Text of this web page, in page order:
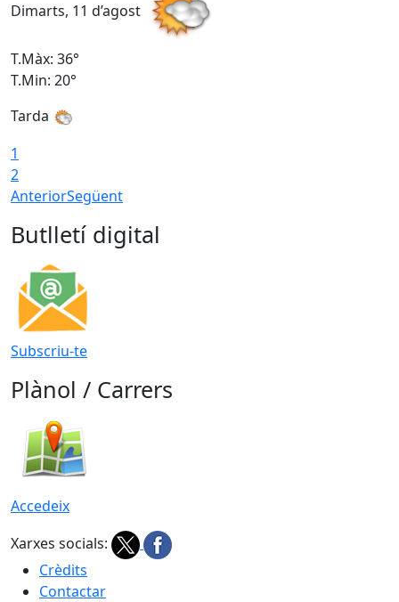
Dimarts, 11 d’agost
T.Màx: 36°
T.Min: 20°
Tarda
1
2
AnteriorSegüent
Butlletí digital
Subscriu-te
Plànol / Carrers
Accedeix
Xarxes socials:
Crèdits
Contactar